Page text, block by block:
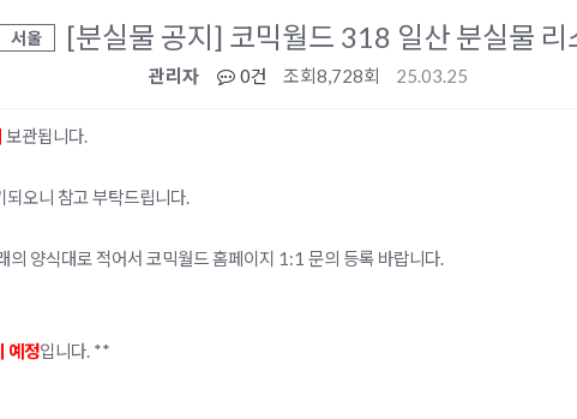
서울 [분실물 공지] 코믹월드 318 일산 분실물 리
관리자 0건 조회8,728회 25.03.25
보관됩니다.
되오니 참고 부탁드립니다.
의 양식대로 적어서 코믹월드 홈페이지 1:1 문의 등록 바랍니다.
예정입니다. **